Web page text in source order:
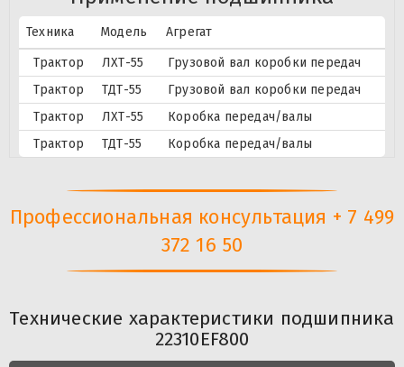
Техника Модель
Агрегат
Трактор
ЛХТ-55
Грузовой вал коробки передач
Трактор
ТДТ-55
Грузовой вал коробки передач
Трактор
ЛХТ-55
Коробка передач/валы
Трактор
ТДТ-55 Коробка передач/валы
Профессиональная консультация + 7 499
372 16 50
Технические характеристики подшипника
22310EF800